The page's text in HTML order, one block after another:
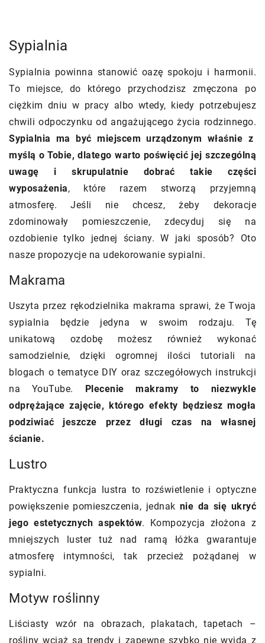
Sypialnia
Sypialnia powinna stanowić oazę spokoju i harmonii.
To miejsce, do którego przychodzisz zmęczona po
ciężkim dniu w pracy albo wtedy, kiedy potrzebujesz
chwili odpoczynku od angażującego życia rodzinnego.
Sypialnia ma być miejscem urządzonym właśnie z
myślą o Tobie, dlatego warto poświęcić jej szczególną
uwagę i skrupulatnie dobrać takie części
wyposażenia, które razem stworzą przyjemną
atmosferę. Jeśli nie chcesz, żeby dekoracje
zdominowały pomieszczenie, zdecyduj się na
ozdobienie tylko jednej ściany. W jaki sposób? Oto
nasze propozycje na udekorowanie sypialni.
Makrama
Uszyta przez rękodzielnika makrama sprawi, że Twoja
sypialnia będzie jedyna w swoim rodzaju. Tę
unikatową ozdobę możesz również wykonać
samodzielnie, dzięki ogromnej ilości tutoriali na
blogach o tematyce DIY oraz szczegółowych instrukcji
na YouTube.
Plecenie makramy to niezwykle
odprężające zajęcie, którego efekty będziesz mogła
podziwiać jeszcze przez długi czas na własnej
ścianie.
Lustro
Praktyczna funkcja lustra to rozświetlenie i optyczne
powiększenie pomieszczenia, jednak nie da się ukryć
jego estetycznych aspektów. Kompozycja złożona z
mniejszych luster tuż nad ramą łóżka gwarantuje
atmosferę intymności, tak przecież pożądanej w
sypialni.
Motyw roślinny
Liściasty wzór na obrazach, plakatach, tapetach –
rośliny wciąż są trendy i zapewne szybko nie wyjdą z